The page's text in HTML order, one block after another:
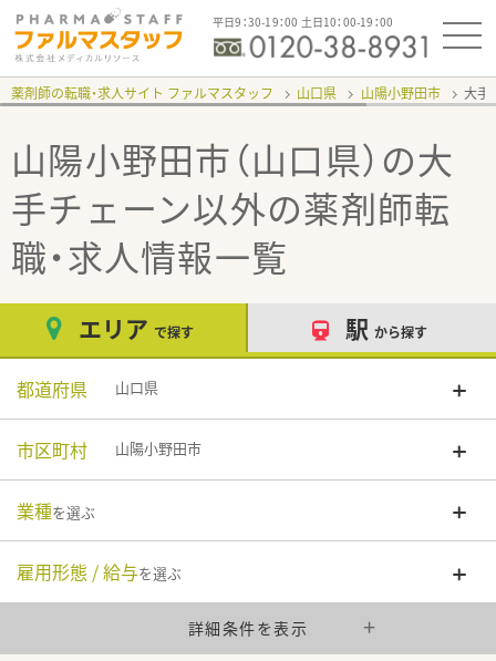
平日9：30-19：00 土日10：00-19：00
薬剤師の転職・求人サイト ファルマスタッフ 山口県 山陽小野田市 大手
山陽小野田市（山口県）の大
手チェーン以外の薬剤師転
職・求人情報一覧
エリア で探す 駅 から探す
都道府県 山口県
市区町村 山陽小野田市
業種を選ぶ
雇用形態 / 給与を選ぶ
詳細条件を表示